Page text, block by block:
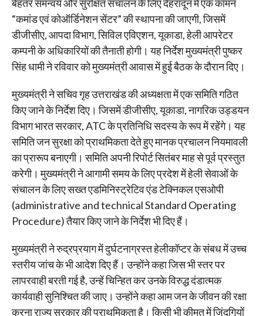
बेहतर समन्वय और सुरक्षित संचालन के लिए देहरादून में एक कॉमन
“कमांड एवं कोऑर्डिनेशन सेंटर” की स्थापना की जाएगी, जिसमें
डीजीसीए, आपदा विभाग, सिविल एविएशन, यूकाडा, हेली आपरेटर
कम्पनी के अधिकारियों की तैनाती होगी। यह निर्देश मुख्यमंत्री पुष्कर
सिंह धामी ने रविवार को मुख्यमंत्री आवास में हुई बैठक के दौरान दिए।
मुख्यमंत्री ने सचिव गृह उत्तराखंड की अध्यक्षता में एक समिति गठित
किए जाने के निर्देश दिए। जिसमें डीजीसीए, यूकाडा, नागरिक उड्डयन
विभाग भारत सरकार, ATC के प्रतिनिधि सदस्य के रूप में रहेंगे। यह
समिति जन सुरक्षा को प्राथमिकता देते हुए मानक प्रचालन नियमावली
का प्रारूप बनाएगी। समिति अपनी रिपोर्ट सितंबर माह से पूर्व प्रस्तुत
करेगी। मुख्यमंत्री ने आगामी समय के लिए प्रदेश में हेली सेवाओं के
संचालन के लिए सख्त एडमिनिस्ट्रेटिव एंड टेक्निकल एसओपी
(administrative and technical Standard Operating
Procedure) तैयार किए जाने के निर्देश भी दिए हैं।
मुख्यमंत्री ने रुद्रप्रयाग में दुर्घटनाग्रस्त हेलीकॉप्टर के संबध में उच्च
स्तरीय जांच के भी आदेश दिए हैं। उन्होंने कहा जिस भी स्तर पर
लापरवाही बरती गई है, उन्हें चिन्हित कर उनके विरुद्ध दंडात्मक
कार्यवाही सुनिश्चित की जाए। उन्होंने कहा आम जन के जीवन की रक्षा
करना राज्य सरकार की प्राथमिकता है। किसी भी कीमत में जिंदगियों